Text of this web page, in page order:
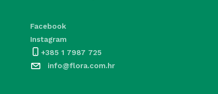
Facebook
Instagram
+385 1 7987 725
info@flora.com.hr